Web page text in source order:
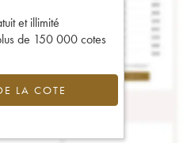
et illimité
de 150 000 cotes
LA COTE